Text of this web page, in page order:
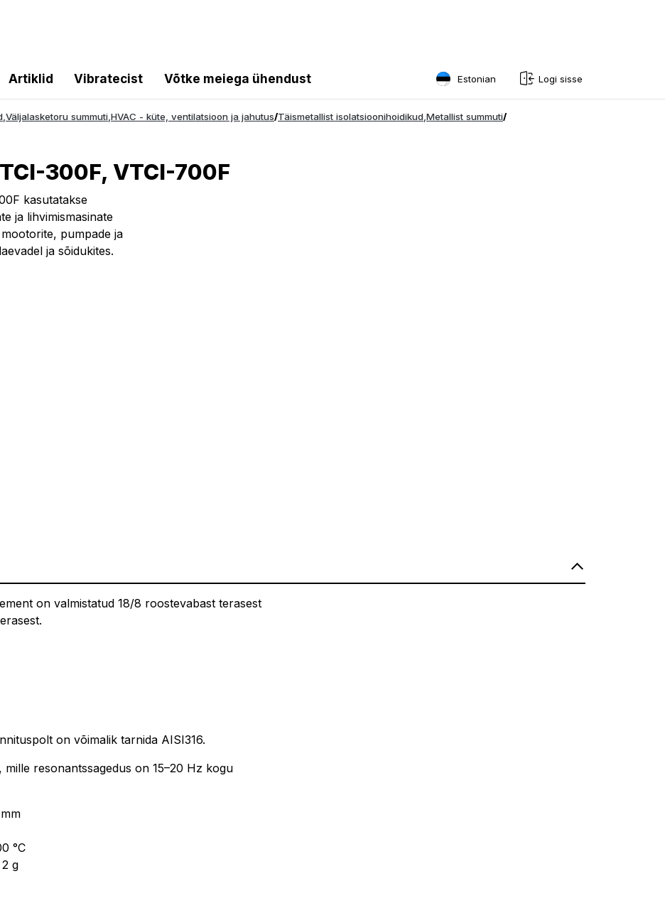
Artiklid Vibratecist Võtke meiega ühendust Estonian Logi sisse
,Väljalasketoru summuti,HVAC - küte, ventilatsioon ja jahutus/Täismetallist isolatsioonihoidikud,Metallist summuti/
300F, VTCI-700F
kasutatakse
ja lihvimismasinate
pumpade ja
ja sõidukites.
on valmistatud 18/8 roostevabast terasest
on võimalik tarnida AISI316.
resonantssagedus on 15–20 Hz kogu
°C
g